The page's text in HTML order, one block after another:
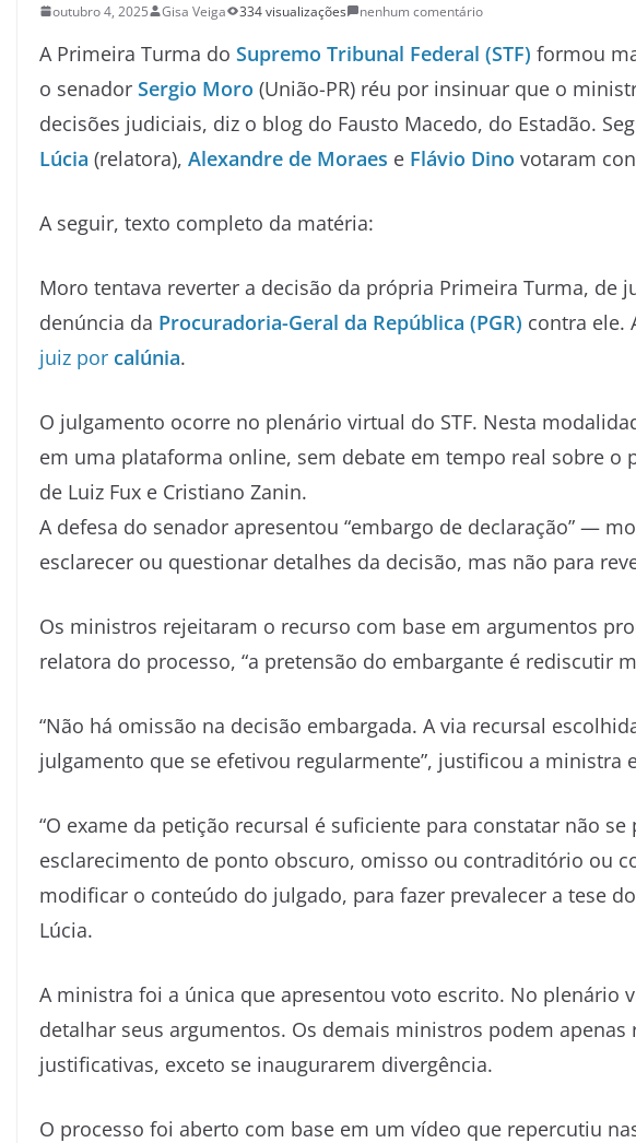
outubro 4, 2025 Gisa Veiga 334 visualizações nenhum comentário
A Primeira Turma do Supremo Tribunal Federal (STF) formou
o senador Sergio Moro (União-PR) réu por insinuar que o
decisões judiciais, diz o blog do Fausto Macedo, do Estadão.
Lúcia (relatora), Alexandre de Moraes e Flávio Dino votaram
A seguir, texto completo da matéria:
Moro tentava reverter a decisão da própria Primeira Turma, de
denúncia da Procuradoria-Geral da República (PGR) contra ele.
juiz por calúnia.
O julgamento ocorre no plenário virtual do STF. Nesta
em uma plataforma online, sem debate em tempo real sobre o
de Luiz Fux e Cristiano Zanin.
A defesa do senador apresentou “embargo de declaração” —
esclarecer ou questionar detalhes da decisão, mas não para
Os ministros rejeitaram o recurso com base em argumentos
relatora do processo, “a pretensão do embargante é rediscutir
“Não há omissão na decisão embargada. A via recursal
julgamento que se efetivou regularmente”, justificou a ministra
“O exame da petição recursal é suficiente para constatar não
esclarecimento de ponto obscuro, omisso ou contraditório ou
modificar o conteúdo do julgado, para fazer prevalecer a tese
Lúcia.
A ministra foi a única que apresentou voto escrito. No plenário
detalhar seus argumentos. Os demais ministros podem apenas
justificativas, exceto se inaugurarem divergência.
O processo foi aberto com base em um vídeo que repercutiu